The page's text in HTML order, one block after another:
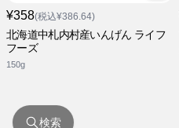
¥358(税込¥386.64)
北海道中札内村産いんげん ライフ
フーズ
150g
検索